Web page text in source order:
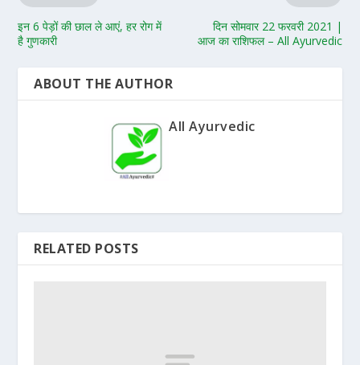
इन 6 पेड़ों की छाल ले आएं, हर रोग में
है गुणकारी
दिन सोमवार 22 फरवरी 2021 |
आज का राशिफल – All Ayurvedic
ABOUT THE AUTHOR
All Ayurvedic
RELATED POSTS